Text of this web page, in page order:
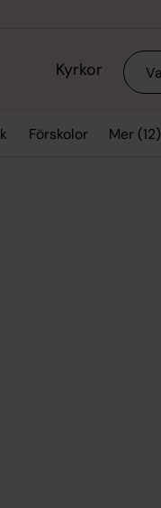
Kyrkor Sök
Förskolor Mer (12)